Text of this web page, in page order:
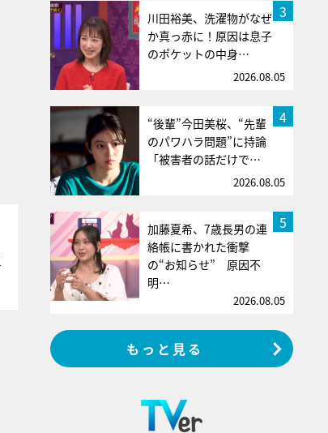
3
川田裕美、洗濯物がなぜ
か真っ赤に！原因は息子
のポケットの中身…
2026.08.05
4
“後輩”今田美桜、“先輩
のパワハラ問題”に持論
「被害者の話だけで…
2026.08.05
5
加藤夏希、7歳長男の連
絡帳に書かれた衝撃
の“お知らせ” 原因不
明…
2026.08.05
もっと見る